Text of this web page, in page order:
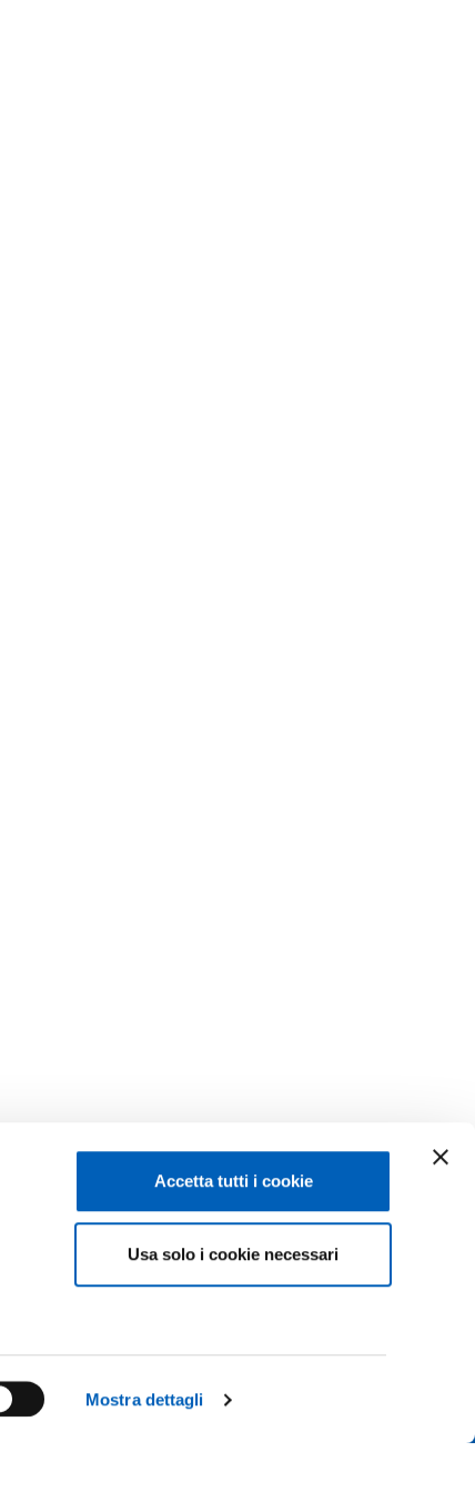
Mostra dettagli
Accetta tutti i cookie
Usa solo i cookie necessari
CONTATTACI
Facebook Linkedin